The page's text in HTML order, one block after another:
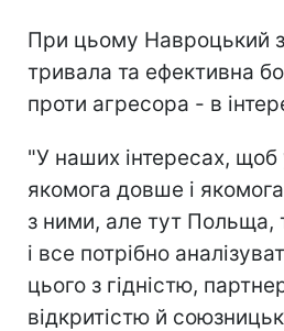
При цьому Навроцький
тривала та ефективна
проти агресора - в
"У наших інтересах, щоб
якомога довше і
з ними, але тут Польща,
і все потрібно
цього з гідністю,
відкритістю й